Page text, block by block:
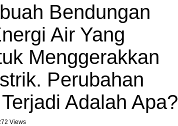
Bendungan
Air Yang
Menggerakkan
Perubahan
Adalah Apa?
Views